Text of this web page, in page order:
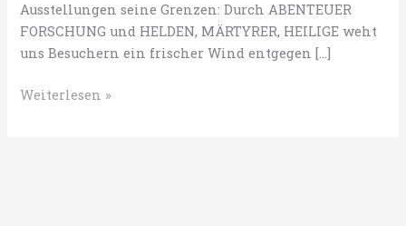
Ausstellungen seine Grenzen: Durch ABENTEUER
FORSCHUNG und HELDEN, MÄRTYRER, HEILIGE weht
uns Besuchern ein frischer Wind entgegen […]
Helden
Weiterlesen »